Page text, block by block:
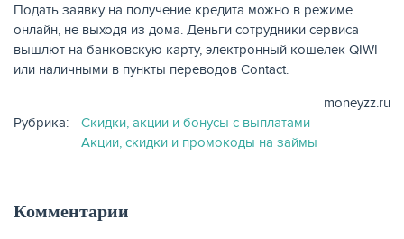
ЗАЙМЫ
Подать заявку на получение кредита можно в режиме
онлайн, не выходя из дома. Деньги сотрудники сервиса
вышлют на банковскую карту, электронный кошелек QIWI
или наличными в пункты переводов Contact.
moneyzz.ru
Рубрика:
Скидки, акции и бонусы с выплатами
Акции, скидки и промокоды на займы
Комментарии